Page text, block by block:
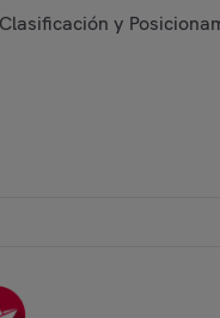
Clasificación y